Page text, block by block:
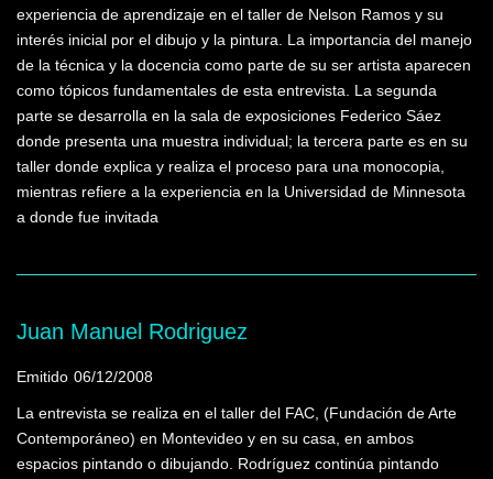
experiencia de aprendizaje en el taller de Nelson Ramos y su
interés inicial por el dibujo y la pintura. La importancia del manejo
de la técnica y la docencia como parte de su ser artista aparecen
como tópicos fundamentales de esta entrevista. La segunda
parte se desarrolla en la sala de exposiciones Federico Sáez
donde presenta una muestra individual; la tercera parte es en su
taller donde explica y realiza el proceso para una monocopia,
mientras refiere a la experiencia en la Universidad de Minnesota
a donde fue invitada
Juan Manuel Rodriguez
Emitido 06/12/2008
La entrevista se realiza en el taller del FAC, (Fundación de Arte
Contemporáneo) en Montevideo y en su casa, en ambos
espacios pintando o dibujando. Rodríguez continúa pintando